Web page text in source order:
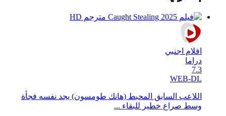
افلام اجنبي
دراما
7.3
WEB-DL
اللاعب السابق المحبط (هانك طومسون) يجد نفسه فجأة
وسط صراع خطير للبقاء ...